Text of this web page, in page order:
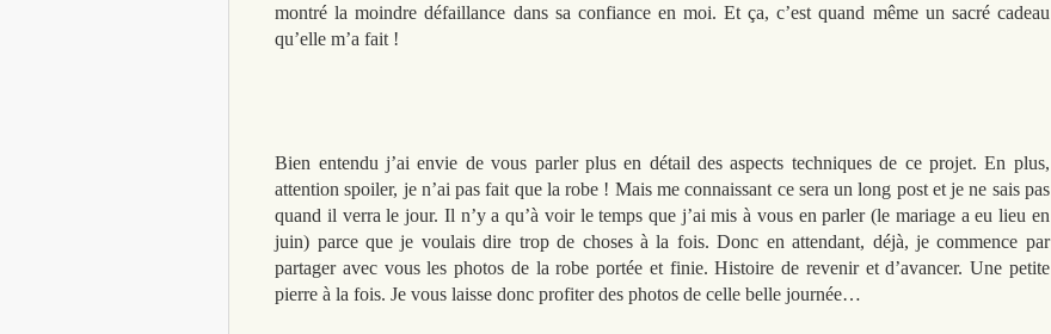
montré la moindre défaillance dans sa confiance en moi. Et ça, c’est quand même un sacré cadeau
qu’elle m’a fait !
Bien entendu j’ai envie de vous parler plus en détail des aspects techniques de ce projet. En plus,
attention spoiler, je n’ai pas fait que la robe ! Mais me connaissant ce sera un long post et je ne sais pas
quand il verra le jour. Il n’y a qu’à voir le temps que j’ai mis à vous en parler (le mariage a eu lieu en
juin) parce que je voulais dire trop de choses à la fois. Donc en attendant, déjà, je commence par
partager avec vous les photos de la robe portée et finie. Histoire de revenir et d’avancer. Une petite
pierre à la fois. Je vous laisse donc profiter des photos de celle belle journée…